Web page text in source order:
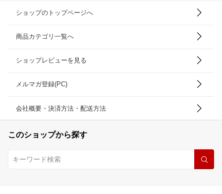
ショップのトップページへ
商品カテゴリ一覧へ
ショップレビューを見る
メルマガ登録(PC)
会社概要・決済方法・配送方法
このショップから探す